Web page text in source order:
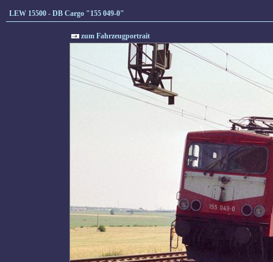
LEW 15500 - DB Cargo "155 049-0"
zum Fahrzeugportrait